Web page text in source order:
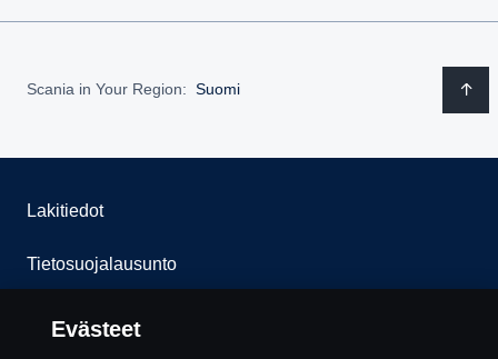
Scania in Your Region: Suomi
Lakitiedot
Tietosuojalausunto
Evästeet
Evästeet